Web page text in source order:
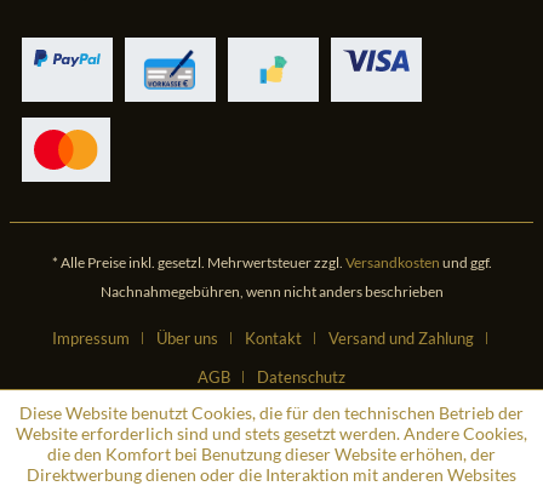
* Alle Preise inkl. gesetzl. Mehrwertsteuer zzgl. Versandkosten und ggf.
Nachnahmegebühren, wenn nicht anders beschrieben
Impressum Über uns Kontakt
Versand und Zahlung
AGB
Datenschutz
Diese Website benutzt Cookies, die für den technischen Betrieb der
Website erforderlich sind und stets gesetzt werden. Andere Cookies,
die den Komfort bei Benutzung dieser Website erhöhen, der
Direktwerbung dienen oder die Interaktion mit anderen Websites